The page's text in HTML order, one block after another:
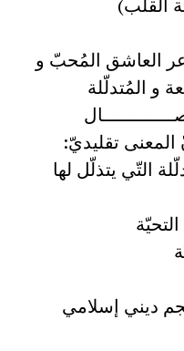
القلب)
العاشق المُحبّ و
و المُتدلّلة
المعنى تقليديّ:
التّي يتذلّل لها
ديني إسلامي